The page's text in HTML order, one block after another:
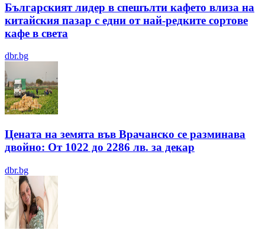
Българският лидер в спешълти кафето влиза на
китайския пазар с едни от най-редките сортове
кафе в света
dbr.bg
Цената на земята във Врачанско се разминава
двойно: От 1022 до 2286 лв. за декар
dbr.bg